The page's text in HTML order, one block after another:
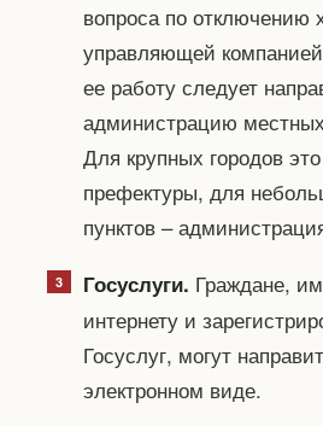
вопроса по отключению
управляющей
ее работу следует
администрацию
Для крупных городов
префектуры, для
пунктов –
Госуслуги. Граждане,
интернету и
Госуслуг, могут
электронном виде.